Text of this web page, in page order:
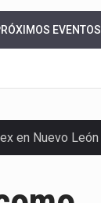
EVENTOS
en Nuevo